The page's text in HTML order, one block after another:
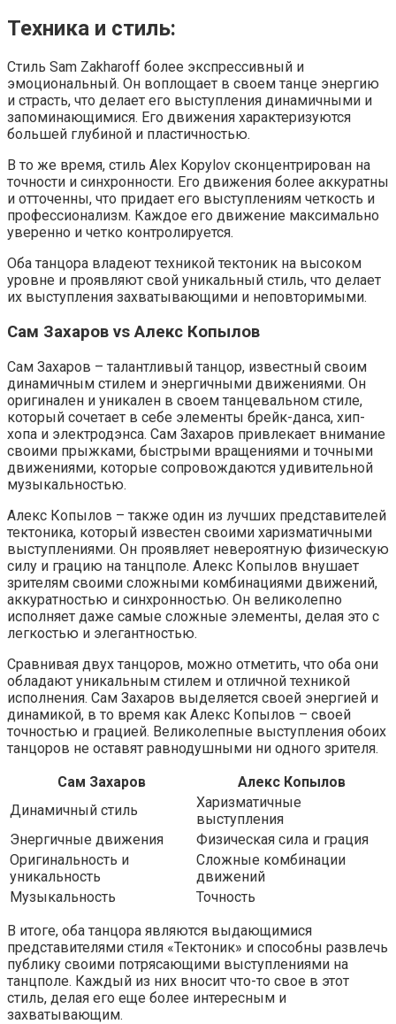
Техника и стиль:
Стиль Sam Zakharoff более экспрессивный и
эмоциональный. Он воплощает в своем танце энергию
и страсть, что делает его выступления динамичными и
запоминающимися. Его движения характеризуются
большей глубиной и пластичностью.
В то же время, стиль Alex Kopylov сконцентрирован на
точности и синхронности. Его движения более аккуратны
и отточенны, что придает его выступлениям четкость и
профессионализм. Каждое его движение максимально
уверенно и четко контролируется.
Оба танцора владеют техникой тектоник на высоком
уровне и проявляют свой уникальный стиль, что делает
их выступления захватывающими и неповторимыми.
Сам Захаров vs Алекс Копылов
Сам Захаров – талантливый танцор, известный своим
динамичным стилем и энергичными движениями. Он
оригинален и уникален в своем танцевальном стиле,
который сочетает в себе элементы брейк-данса, хип-
хопа и электродэнса. Сам Захаров привлекает внимание
своими прыжками, быстрыми вращениями и точными
движениями, которые сопровождаются удивительной
музыкальностью.
Алекс Копылов – также один из лучших представителей
тектоника, который известен своими харизматичными
выступлениями. Он проявляет невероятную физическую
силу и грацию на танцполе. Алекс Копылов внушает
зрителям своими сложными комбинациями движений,
аккуратностью и синхронностью. Он великолепно
исполняет даже самые сложные элементы, делая это с
легкостью и элегантностью.
Сравнивая двух танцоров, можно отметить, что оба они
обладают уникальным стилем и отличной техникой
исполнения. Сам Захаров выделяется своей энергией и
динамикой, в то время как Алекс Копылов – своей
точностью и грацией. Великолепные выступления обоих
танцоров не оставят равнодушными ни одного зрителя.
Сам Захаров
Алекс Копылов
Динамичный стиль
Харизматичные
выступления
Энергичные движения
Физическая сила и грация
Оригинальность и
уникальность
Сложные комбинации
движений
Музыкальность
Точность
В итоге, оба танцора являются выдающимися
представителями стиля «Тектоник» и способны развлечь
публику своими потрясающими выступлениями на
танцполе. Каждый из них вносит что-то свое в этот
стиль, делая его еще более интересным и
захватывающим.